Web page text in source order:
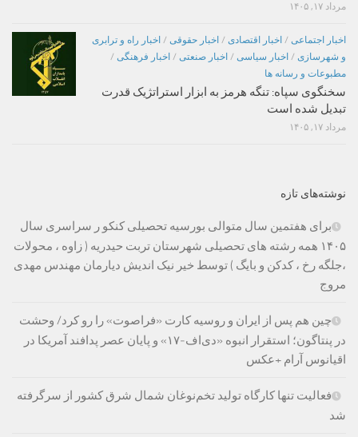
مرداد ۱۷, ۱۴۰۵
اخبار اجتماعی / اخبار اقتصادی / اخبار حقوقی / اخبار راه و ترابری
و شهرسازی / اخبار سیاسی / اخبار صنعتی / اخبار فرهنگی /
مطبوعات و رسانه ها
سخنگوی سپاه: تنگه هرمز به ابزار استراتژیک قدرت
تبدیل شده است
مرداد ۱۷, ۱۴۰۵
نوشته‌های تازه
برای هفتمین سال متوالی بورسیه تحصیلی کنکو ر سراسری سال
۱۴۰۵ همه رشته های تحصیلی شهرستان تربت حیدریه ( زاوه ، محولات
،جلگه رخ ، کدکن و بایگ ) توسط خیر نیک اندیش دیارمان مهندس مهدی
مروج
چین هم پس از ایران و روسیه کارت «فراصوت» را رو کرد/ وحشت
در پنتاگون؛ استقرار انبوه «دی‌اف‑۱۷» و پایان عصر پدافند آمریکا در
اقیانوس آرام +عکس
فعالیت تنها کارگاه تولید تخم‌نوغان شمال شرق کشور از سرگرفته
شد